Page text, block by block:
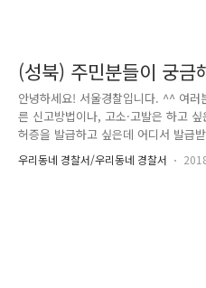
(성북) 주민분들이 궁
려요♥
안녕하세요! 서울경찰입니다. ^^ 여
른 신고방법이나, 고소·고발은 하고
허증을 발급하고 싶은데 어디서 발급
만들었습니다. 자주 묻는 질문&답변
많은지 한번 함께 보실까요? 첫번 째,
우리동네 경찰서/우리동네 경찰서